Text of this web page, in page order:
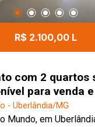
e conheça esta
morar com conforto e
bairro Novo Mundo.
R$ 2.100,00 L
com 2 quartos
para venda
Mundo em
- Uberlândia/MG
Mundo, em